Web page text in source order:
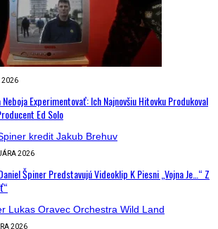
2026
Neboja Experimentovať: Ich Najnovšiu Hitovku Produkoval
Ed Solo
2026
Špiner Predstavujú Videoklip K Piesni „Vojna Je…“ Z
2026